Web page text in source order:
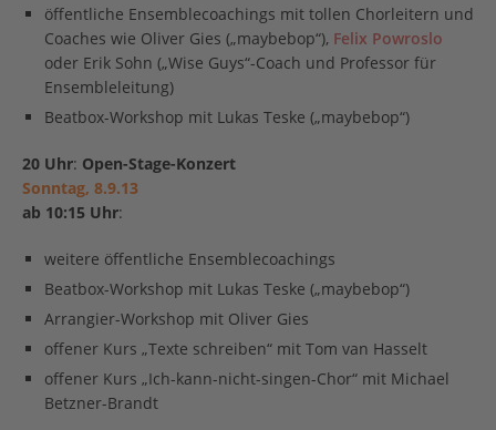
öffentliche Ensemblecoachings mit tollen Chorleitern und
Coaches wie Oliver Gies („maybebop“), Felix Powroslo
oder Erik Sohn („Wise Guys“-Coach und Professor für
Ensembleleitung)
Beatbox-Workshop mit Lukas Teske („maybebop“)
20 Uhr: Open-Stage-Konzert
Sonntag, 8.9.13
ab 10:15 Uhr:
weitere öffentliche Ensemblecoachings
Beatbox-Workshop mit Lukas Teske („maybebop“)
Arrangier-Workshop mit Oliver Gies
offener Kurs „Texte schreiben“ mit Tom van Hasselt
offener Kurs „Ich-kann-nicht-singen-Chor“ mit Michael
Betzner-Brandt